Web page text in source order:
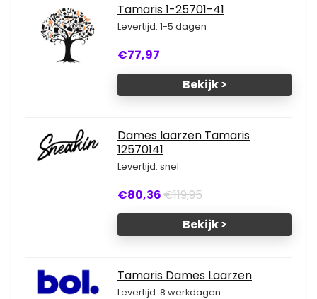
Tamaris 1-25701-41
Levertijd: 1-5 dagen
€77,97
Bekijk >
Dames laarzen Tamaris
12570141
Levertijd: snel
€80,36€119,95
Bekijk >
Tamaris Dames Laarzen
Levertijd: 8 werkdagen